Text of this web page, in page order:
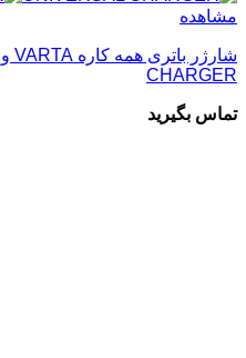
مشاهده
CHARGER
تماس بگیرید